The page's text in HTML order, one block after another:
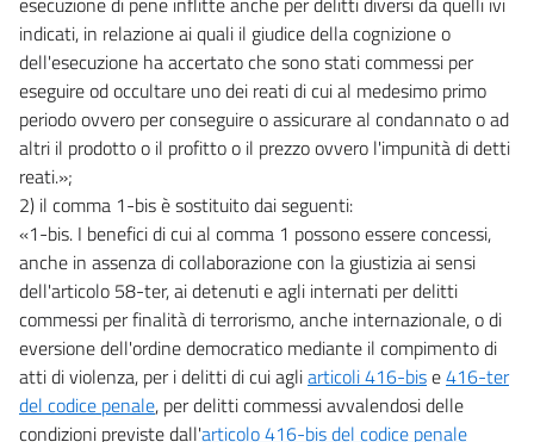
indicati, in relazione ai quali il giudice della cognizione o
dell'esecuzione ha accertato che sono stati commessi per
eseguire od occultare uno dei reati di cui al medesimo primo
periodo ovvero per conseguire o assicurare al condannato o ad
altri il prodotto o il profitto o il prezzo ovvero l'impunità di detti
reati.»;
2) il comma 1-bis è sostituito dai seguenti:
«1-bis. I benefici di cui al comma 1 possono essere concessi,
anche in assenza di collaborazione con la giustizia ai sensi
dell'articolo 58-ter, ai detenuti e agli internati per delitti
commessi per finalità di terrorismo, anche internazionale, o di
eversione dell'ordine democratico mediante il compimento di
atti di violenza, per i delitti di cui agliarticoli 416-bise416-ter
del codice penale, per delitti commessi avvalendosi delle
condizioni previste dall'articolo 416-bis del codice penale